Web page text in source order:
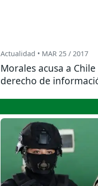
Actualidad • MAR 25 / 2017
Morales acusa a
derecho de